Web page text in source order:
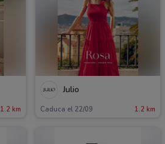
1.2 km
Julio
Caduca el 22/09 1.2 km